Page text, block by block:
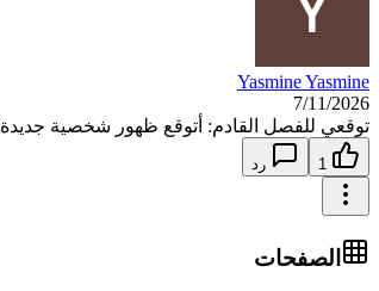
Yasmine Yasmine
7/11/2026
توقعي للفصل القادم: أتوقع ظهور شخصية جديدة
1 رد
الصفحات